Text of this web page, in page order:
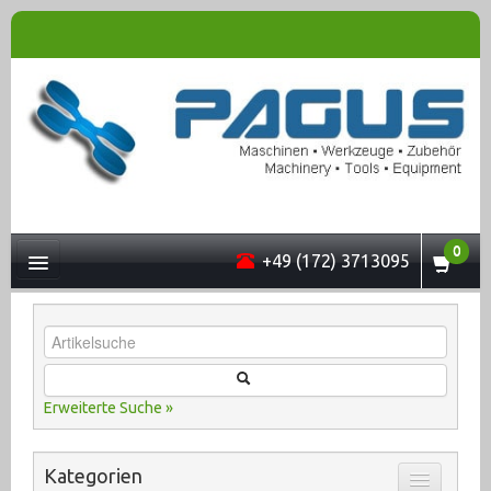
+49 (172) 3713095
0
UNTERNEHMEN
MASCHINEN
ONLINESHOP
Erweiterte Suche »
Kategorien